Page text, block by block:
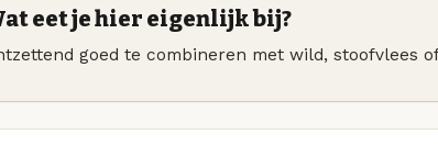
eet je hier eigenlijk bij?
goed te combineren met wild, stoofvlees